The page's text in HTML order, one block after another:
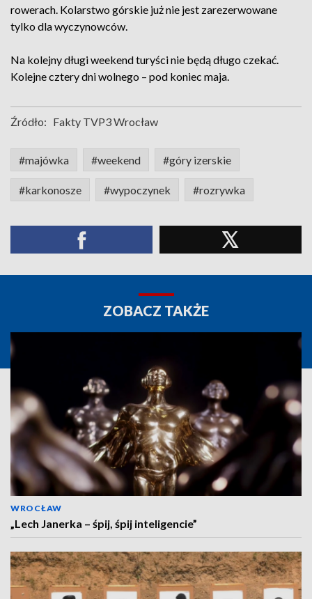
rowerach. Kolarstwo górskie już nie jest zarezerwowane
tylko dla wyczynowców.
Na kolejny długi weekend turyści nie będą długo czekać.
Kolejne cztery dni wolnego – pod koniec maja.
Źródło: Fakty TVP3 Wrocław
#majówka #weekend #góry izerskie
#karkonosze #wypoczynek #rozrywka
ZOBACZ TAKŻE
WROCŁAW
„Lech Janerka – śpij, śpij inteligencie”